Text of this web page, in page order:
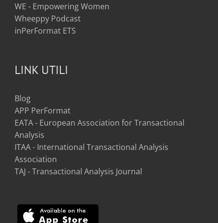
WE - Empowering Women
Wheeppy Podcast
inPerFormat ETS
LINK UTILI
Blog
APP PerFormat
EATA - European Association for Transactional
Analysis
ITAA - International Transactional Analysis
Association
TAJ - Transactional Analysis Journal